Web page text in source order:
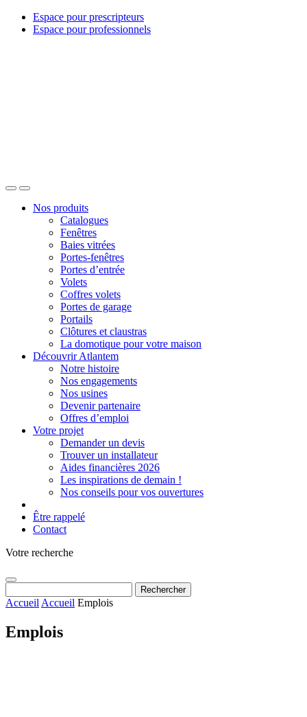
Espace pour prescripteurs
Espace pour professionnels
Nos produits
Catalogues
Fenêtres
Baies vitrées
Portes-fenêtres
Portes d’entrée
Volets
Coffres volets
Portes de garage
Portails
Clôtures et claustras
La domotique pour votre maison
Découvrir Atlantem
Notre histoire
Nos engagements
Nos usines
Devenir partenaire
Offres d’emploi
Votre projet
Demander un devis
Trouver un installateur
Aides financières 2026
Les inspirations de demain !
Nos conseils pour vos ouvertures
Être rappelé
Contact
Votre recherche
Accueil Accueil Emplois
Emplois